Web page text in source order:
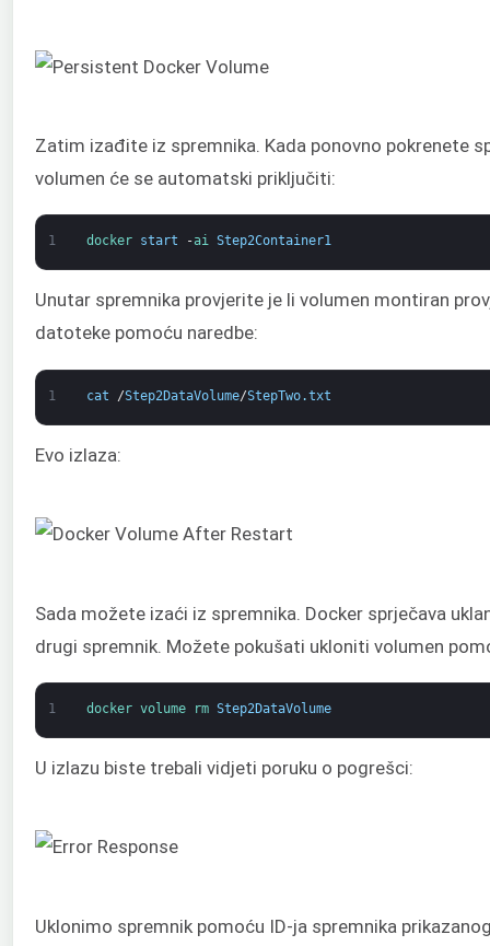
Zatim izađite iz spremnika. Kada ponovno pokrenete
volumen će se automatski priključiti:
1 docker start -ai Step2Container1
Unutar spremnika provjerite je li volumen montiran
datoteke pomoću naredbe:
1 cat /Step2DataVolume/StepTwo.txt
Evo izlaza:
Sada možete izaći iz spremnika. Docker sprječava
drugi spremnik. Možete pokušati ukloniti volumen
1 docker volume rm Step2DataVolume
U izlazu biste trebali vidjeti poruku o pogrešci:
Uklonimo spremnik pomoću ID-ja spremnika